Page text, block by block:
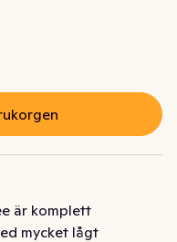
är komplett
mycket lågt